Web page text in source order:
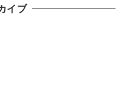
イブ